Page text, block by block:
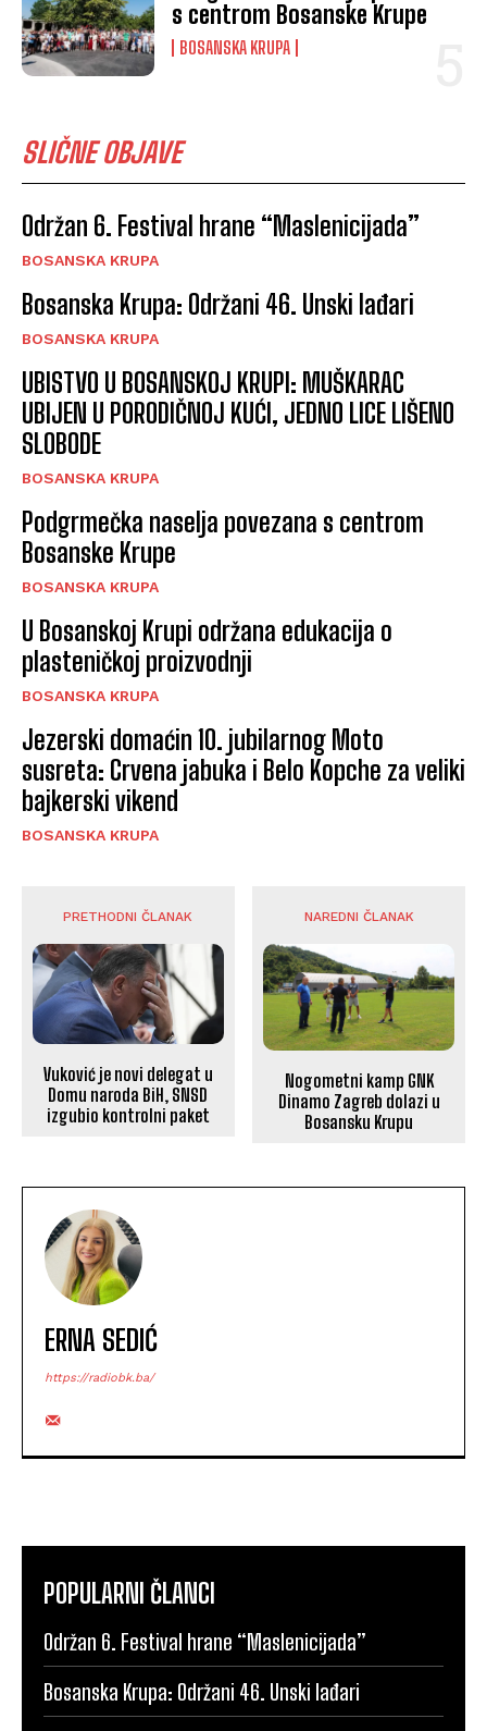
s centrom Bosanske Krupe
BOSANSKA KRUPA
SLIČNE OBJAVE
Održan 6. Festival hrane “Maslenicijada”
BOSANSKA KRUPA
Bosanska Krupa: Održani 46. Unski lađari
BOSANSKA KRUPA
UBISTVO U BOSANSKOJ KRUPI: MUŠKARAC
UBIJEN U PORODIČNOJ KUĆI, JEDNO LICE LIŠENO
SLOBODE
BOSANSKA KRUPA
Podgrmečka naselja povezana s centrom
Bosanske Krupe
BOSANSKA KRUPA
U Bosanskoj Krupi održana edukacija o
plasteničkoj proizvodnji
BOSANSKA KRUPA
Jezerski domaćin 10. jubilarnog Moto
susreta: Crvena jabuka i Belo Kopche za veliki
bajkerski vikend
BOSANSKA KRUPA
PRETHODNI ČLANAK
Vuković je novi delegat u
Domu naroda BiH, SNSD
izgubio kontrolni paket
NAREDNI ČLANAK
Nogometni kamp GNK
Dinamo Zagreb dolazi u
Bosansku Krupu
ERNA SEDIĆ
https://radiobk.ba/
POPULARNI ČLANCI
Održan 6. Festival hrane “Maslenicijada”
Bosanska Krupa: Održani 46. Unski lađari